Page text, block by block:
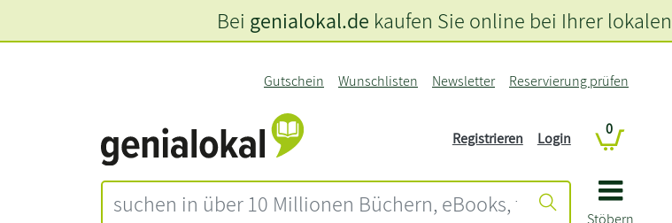
Gutschein Wunschlisten Newsletter Reservierung prüfen
Registrieren Login
0
Bei genialokal.de kaufen Sie online bei Ihrer lokalen